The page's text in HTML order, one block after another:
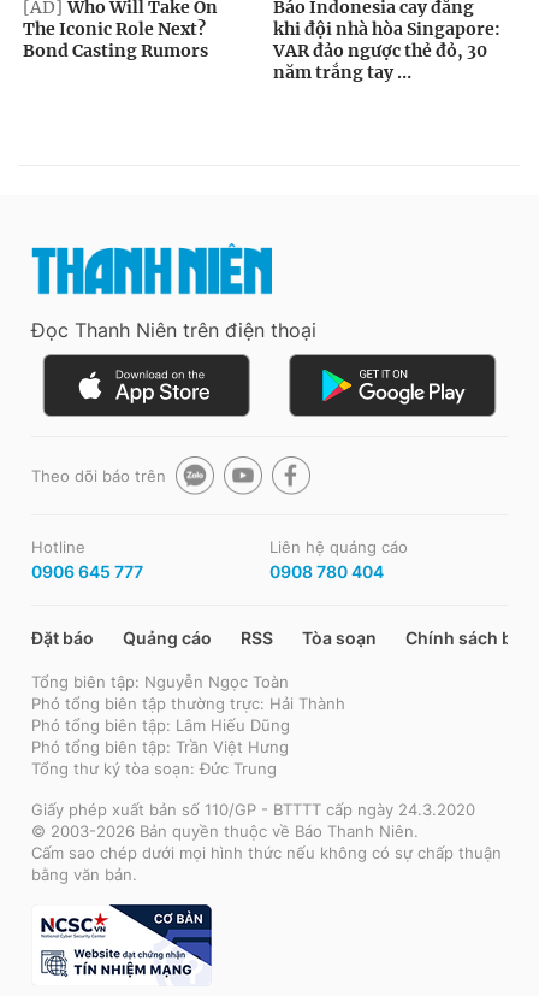
Đọc Thanh Niên trên điện thoại
Theo dõi báo trên
Hotline
0906 645 777
Liên hệ quảng cáo
0908 780 404
Đặt báo Quảng cáo RSS Tòa soạn Chính sách bảo
Tổng biên tập: Nguyễn Ngọc Toàn
Phó tổng biên tập thường trực: Hải Thành
Phó tổng biên tập: Lâm Hiếu Dũng
Phó tổng biên tập: Trần Việt Hưng
Tổng thư ký tòa soạn: Đức Trung
Giấy phép xuất bản số 110/GP - BTTTT cấp ngày 24.3.2020
© 2003-2026 Bản quyền thuộc về Báo Thanh Niên.
Cấm sao chép dưới mọi hình thức nếu không có sự chấp thuận
bằng văn bản.